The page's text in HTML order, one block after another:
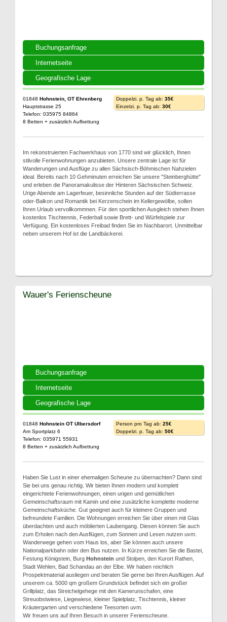
Buchungsanfrage
Internetseite
Geografische Lage
01848 Hohnstein, OT Ehrenberg
Hauptstrasse 25
Telefon: 035975 84864
8 Betten + zusätzlich Aufbettung
Doppelzi. p. Tag ab: 35€
Einzelzi. p. Tag ab: 30€
Im rekonstruierten Fachwerkhaus von 1770 sind wir glücklich, Ihnen
stilvolle Ferienwohnungen anzubieten. Unsere zentrale Lage ist für
Wanderungen und Ausflüge zu allen Sächsisch-Böhmischen Nahzielen
ideal. Bereits nach 10 Gehminuten erreichen Sie unsere "Steinberghütte"
und erleben die Panoramakulisse der Hinteren Sächsischen Schweiz.
Urige Abende am Lagerfeuer, besinnliche Stunden auf der Südterrasse
oder-Balkon und Romantik bei Kerzenschein im Kellergewölbe, sollen
Ihren Urlaub vervollkommnen. Für den sportlichen Ausgleich stehen Ihnen
kostenlos Tischtennis, Federball sowie Brett- und Würfelspiele zur
Verfügung. Ein kostenloses Freibad finden Sie im Nachbarort. Unmittelbar
neben unserem Hof ist die Landbäckerei.
Buchungsanfrage
Internetseite
Geografische Lage
Wauer's Ferienscheune
01848 Hohnstein OT Ulbersdorf
Am Sportplatz 6
Telefon: 035971 55931
8 Betten + zusätzlich Aufbettung
Person pro Tag ab: 25€
Doppelzi. p. Tag ab: 50€
Haben Sie Lust in einer ehemaligen Scheune zu übernachten? Dann sind
Sie bei uns genau richtig. Wir bieten Ihnen modern und komplett
eingerichtete Ferienwohnungen, einen urigen und gemütlichen
Gemeinschaftsraum mit Kamin und eine zusätzliche komplette moderne
Gemeinschaftsküche. Gut geeignet auch für kleinere Gruppen und
befreundete Familien. Die Wohnungen erreichen Sie über einen mit Glas
überdachten und auch möblierten Laubengang. Diesen können Sie auch
zum Erholen nach den Ausflügen, zum Sonnen und Lesen nutzen uvm.
Wanderwege gehen vom Haus los, aber Sie können auch unsere
Nationalparkbahn oder den Bus nutzen. In Kürze erreichen Sie die Bastei,
Festung Königstein, Burg Hohnstein und Stolpen, den Kurort Rathen,
Stadt Wehlen, Bad Schandau an der Elbe. Wir haben reichlich
Prospektmaterial ausliegen und beraten Sie gerne bei Ihren Ausflügen. Auf
unserem ca. 5000 qm großem Grundstück befindet sich ein großer
Grillplatz, das Streichelgehege mit den Kamerunschafen, eine
Streuobstwiese, Liegewiese, kleiner Spielplatz, Tischtennis, kleiner
Kräutergarten und verschiedene Teesorten uvm.
Wir freuen uns auf Ihren Besuch in unserer Ferienscheune.